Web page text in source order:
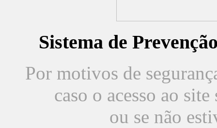
Sistema de
Por motivos de
caso o acesso ao
ou se não